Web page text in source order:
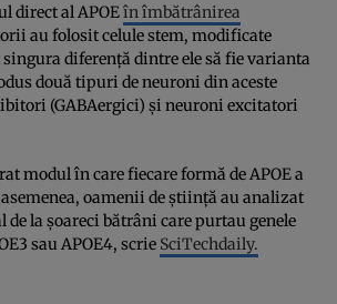
direct al APOEîn îmbătrânirea
au folosit celule stem, modificate
diferență dintre ele să fie varianta
două tipuri de neuroni din aceste
(GABAergici) și neuroni excitatori
modul în care fiecare formă de APOE a
asemenea, oamenii de știință au analizat
la șoareci bătrâni care purtau genele
sau APOE4, scrie SciTechdaily.